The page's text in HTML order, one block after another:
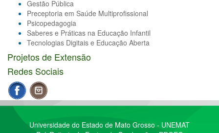
Gestão Pública
Preceptoria em Saúde Multiprofissional
Psicopedagogia
Saberes e Práticas na Educação Infantil
Tecnologias Digitais e Educação Aberta
Projetos de Extensão
Redes Sociais
Universidade do Estado de Mato Grosso - UNEMAT